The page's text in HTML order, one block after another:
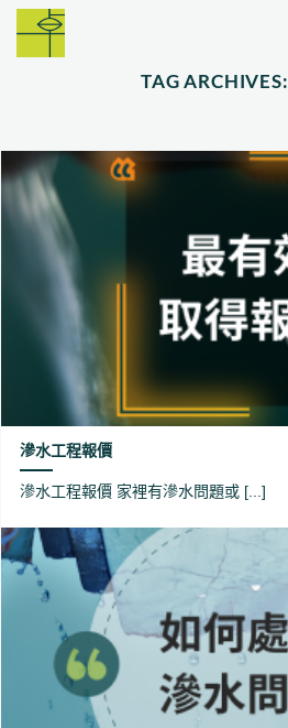
Skip
TAG ARCHIVES:
滲水工程報價
滲水工程報價 家裡有滲水問題或 [...]